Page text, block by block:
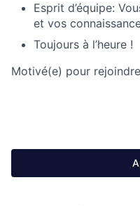
Esprit d’équipe:
et vos
Toujours à l’heure !
Motivé(e) pour rejoindre